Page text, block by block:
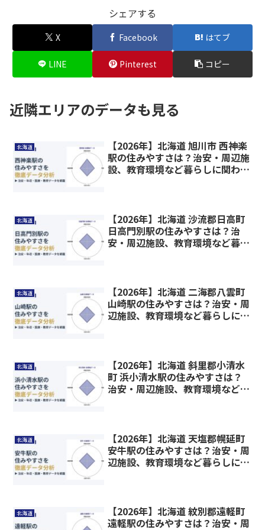
シェアする
X Facebook はてブ
LINE Pinterest コピー
近隣エリアのデータも見る
北海道
【2026年】北海道 旭川市 西神楽
駅の住みやすさは？治安・周辺施
設、教育環境など暮らしに関わる
北海道
【2026年】北海道 沙流郡日高町
日高門別駅の住みやすさは？治
安・周辺施設、教育環境など暮ら
北海道
【2026年】北海道 二海郡八雲町
山崎駅の住みやすさは？治安・周
辺施設、教育環境など暮らしに関
北海道
【2026年】北海道 斜里郡小清水
町 浜小清水駅の住みやすさは？
治安・周辺施設、教育環境など暮
北海道
【2026年】北海道 天塩郡幌延町
安牛駅の住みやすさは？治安・周
辺施設、教育環境など暮らしに関
北海道
【2026年】北海道 紋別郡遠軽町
遠軽駅の住みやすさは？治安・周